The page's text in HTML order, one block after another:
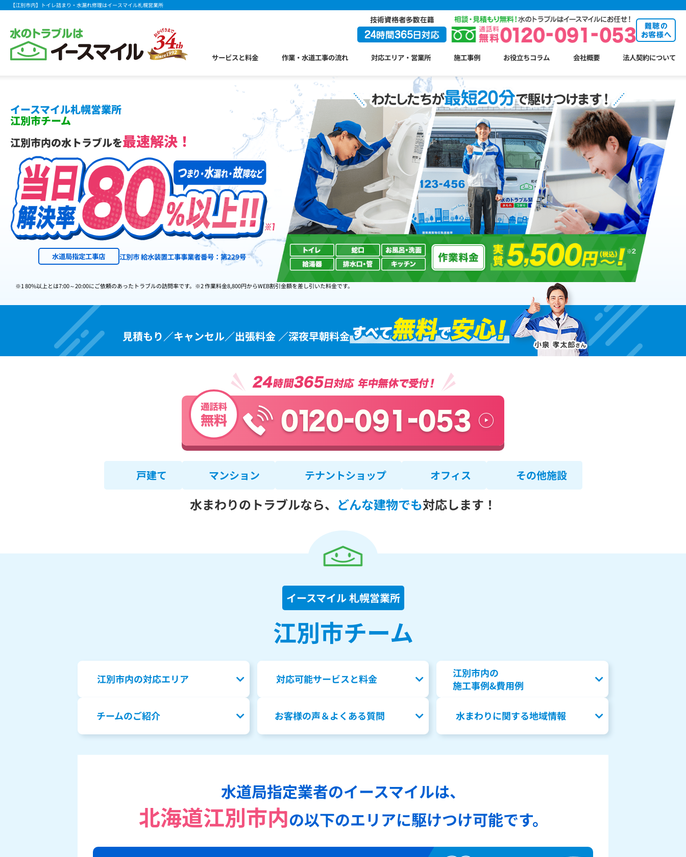
【江別市内】トイレ詰まり・水漏れ修理はイースマイル札幌営業所
サービスと料金 作業・水道工事の流れ 対応エリア・営業所 施工事例 お役立ちコラム 会社概要 法人契約について
イースマイル札幌営業所
江別市チーム
江別市内の水トラブルを最速解決！
水道局指定工事店 江別市 給水装置工事事業者番号：第229号
※1 80%以上とは7:00～20:00にご依頼のあったトラブルの訪問率です。 ※2 作業料金8,800円からWEB割引金額を差し引いた料金です。
見積もり／キャンセル／出張料金 ／深夜早朝料金
戸建て マンション テナントショップ オフィス その他施設
水まわりのトラブルなら、 どんな建物でも対応します！
イースマイル 札幌営業所
江別市チーム
江別市内の対応エリア 対応可能サービスと料金
江別市内の
施工事例&費用例
チームのご紹介 お客様の声＆よくある質問 水まわりに関する地域情報
水道局指定業者のイースマイルは、
北海道江別市内の以下のエリアに駆けつけ可能です。